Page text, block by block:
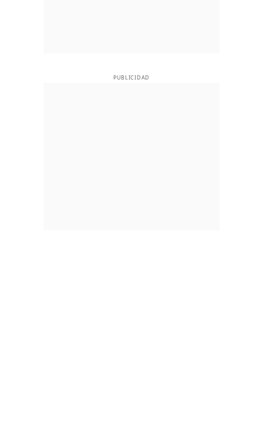
PUBLICIDAD